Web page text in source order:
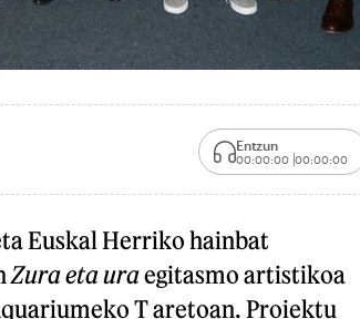
Entzun
00:00:00 00:00:00
Euskal Herriko hainbat
Zura eta uraegitasmo artistikoa
T aretoan. Proiektu